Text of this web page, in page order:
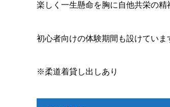
楽しく一生懸命を胸に自他共栄の精
初心者向けの体験期間も設けていま
※柔道着貸し出しあり